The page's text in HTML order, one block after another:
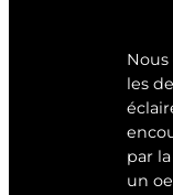
les
par
un